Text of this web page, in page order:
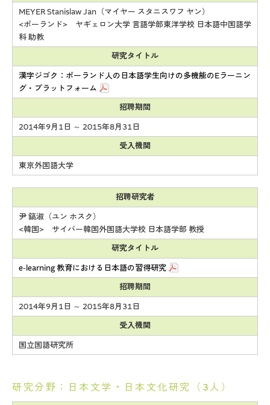
MEYER Stanislaw Jan（マイヤー スタニスワフ ヤン）
<ポーランド> ヤギェロン大学 言語学部東洋学校 日本語中国語学
科 助教
研究タイトル
漢字ジゴク：ポーランド人の日本語学生向けの多機能のEラーニン
グ・プラットフォーム
招聘期間
2014年9月1日 ～ 2015年8月31日
受入機関
東京外国語大学
招聘研究者
尹 鎬淑（ユン ホスク）
<韓国> サイバー韓国外国語大学校 日本語学部 教授
研究タイトル
e-learning 教育における日本語の習得研究
招聘期間
2014年9月1日 ～ 2015年8月31日
受入機関
国立国語研究所
研究分野：日本文学・日本文化研究（3人）